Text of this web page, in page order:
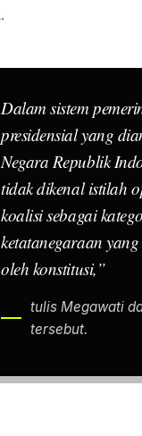
Dalam sistem
presidensial yang
Negara Republik
tidak dikenal istilah
koalisi sebagai
ketatanegaraan
oleh konstitusi,”
tulis Megawati
tersebut.